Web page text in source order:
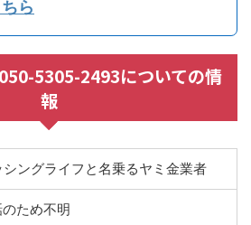
ら
5305-2493についての情
報
シングライフと名乗るヤミ金業者
ため不明